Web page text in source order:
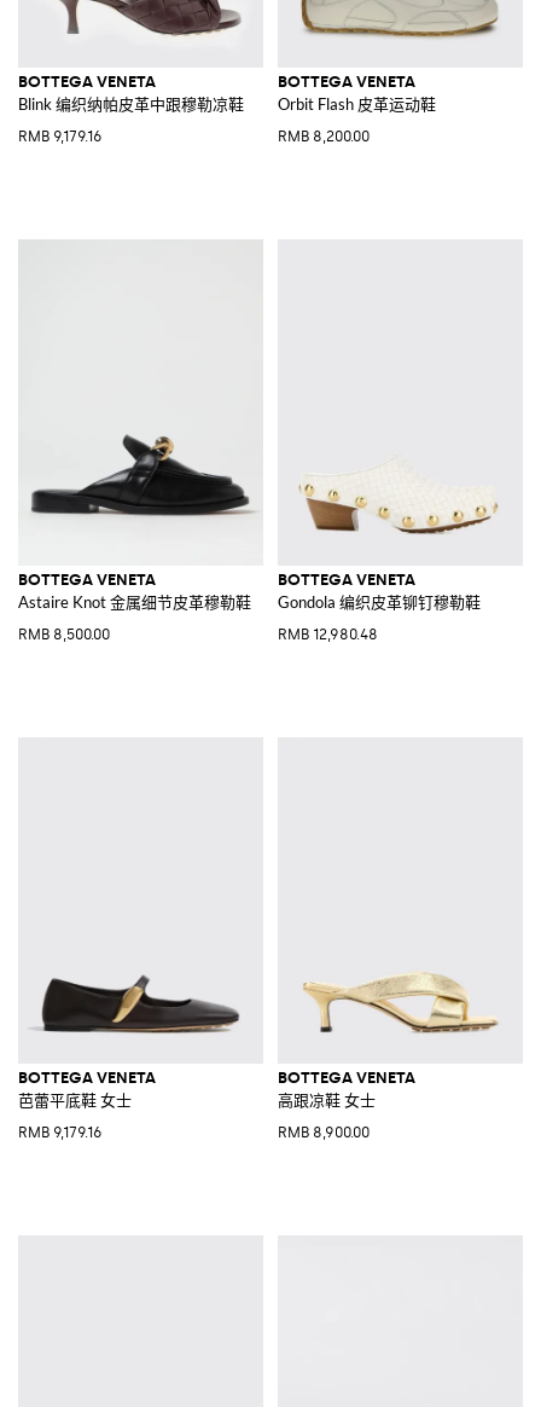
BOTTEGA VENETA
Blink 编织纳帕皮革中跟穆勒凉鞋
RMB 9,179.16
BOTTEGA VENETA
Orbit Flash 皮革运动鞋
RMB 8,200.00
BOTTEGA VENETA
Astaire Knot 金属细节皮革穆勒鞋
RMB 8,500.00
BOTTEGA VENETA
Gondola 编织皮革铆钉穆勒鞋
RMB 12,980.48
BOTTEGA VENETA
芭蕾平底鞋 女士
RMB 9,179.16
BOTTEGA VENETA
高跟凉鞋 女士
RMB 8,900.00